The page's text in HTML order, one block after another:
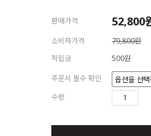
판매가격 52,800
소비자가격
79,800원
적립금
500원
주문시 필수 확인
수량